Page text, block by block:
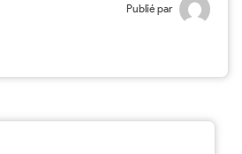
Publié par